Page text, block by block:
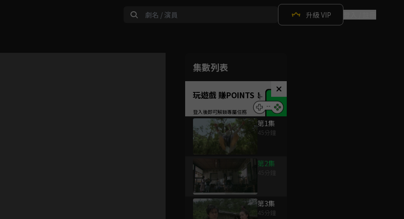
升級 VIP
集數列表
玩遊戲 賺POINTS！
第1集
45分鐘
第2集
第3集
45分鐘